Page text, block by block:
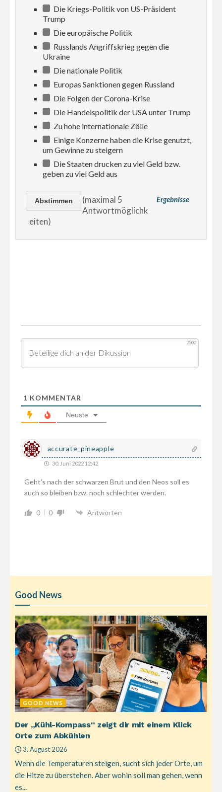
Die Kriegs-Politik von US-Präsident
Trump
Die europäische Politik
Russlands Angriffskrieg gegen die
Ukraine
Die nationale Politik
Europas Sanktionen gegen Russland
Die Folgen der Corona-Krise
Die Handelspolitik der USA unter Trump
Zu hohe internationale Zölle
Einige Konzerne haben die Krise genutzt,
um Gewinne zu steigern
Die Staaten drucken zu viel Geld bzw.
geben zu viel Geld aus
Ergebnisse
(maximal 5
Antwortmöglichk
eiten)
2500
1 KOMMENTAR
Neuste
accurate_pineapple
30. Juni 2022 12:42
Geht’s nach der schwarzen Brut und den Neos soll es
auch so bleiben bzw. noch schlechter werden.
0 0 Antworten
Good News
GOOD NEWS
Der „Kühl-Kompass“ zeigt dir mit einem Klick
Orte zum Abkühlen
3. August 2026
Wenn die Temperaturen steigen, sucht sich jeder Orte, um
die Hitze zu überstehen. Aber wohin soll man gehen, wenn
es...